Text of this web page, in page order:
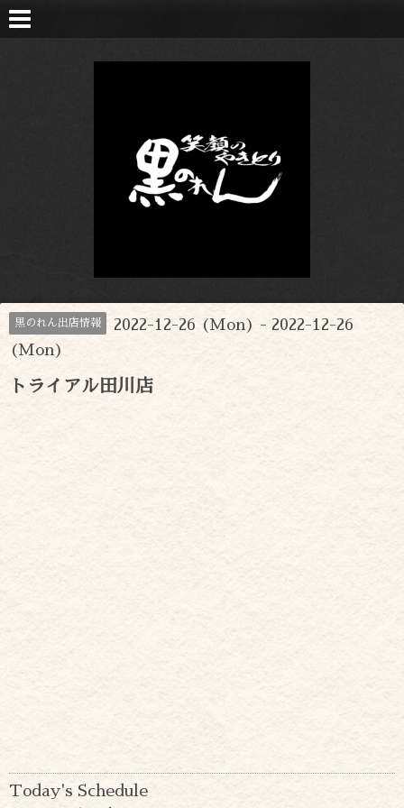
黒のれん出店情報
2022-12-26 (Mon) - 2022-12-26
(Mon)
トライアル田川店
Today's Schedule